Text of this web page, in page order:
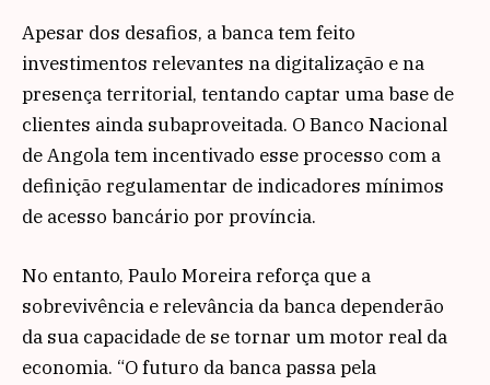
Apesar dos desafios, a banca tem feito
investimentos relevantes na digitalização e na
presença territorial, tentando captar uma base de
clientes ainda subaproveitada. O Banco Nacional
de Angola tem incentivado esse processo com a
definição regulamentar de indicadores mínimos
de acesso bancário por província.
No entanto, Paulo Moreira reforça que a
sobrevivência e relevância da banca dependerão
da sua capacidade de se tornar um motor real da
economia. “O futuro da banca passa pela